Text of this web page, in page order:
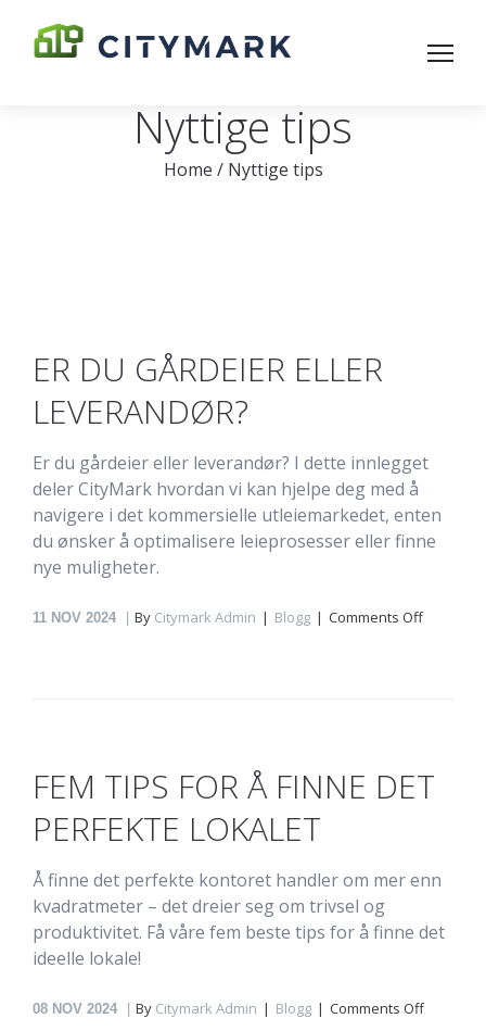
Nyttige tips
Home /Nyttige tips
ER DU GÅRDEIER ELLER
LEVERANDØR?
Er du gårdeier eller leverandør? I dette innlegget
deler CityMark hvordan vi kan hjelpe deg med å
navigere i det kommersielle utleiemarkedet, enten
du ønsker å optimalisere leieprosesser eller finne
nye muligheter.
11 NOV 2024 By Citymark Admin Blogg Comments Offon
FEM TIPS FOR Å FINNE DET
PERFEKTE LOKALET
Å finne det perfekte kontoret handler om mer enn
kvadratmeter – det dreier seg om trivsel og
produktivitet. Få våre fem beste tips for å finne det
ideelle lokale!
08 NOV 2024 By Citymark Admin Blogg Comments Offon